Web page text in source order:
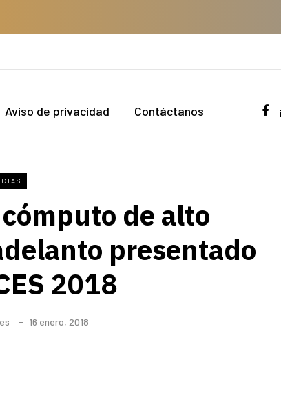
Aviso de privacidad Contáctanos
de alto
presentado
2018
16 enero, 2018